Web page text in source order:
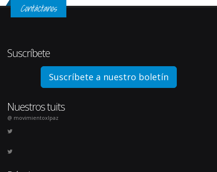
Contáctanos
Suscríbete
Suscríbete a nuestro boletín
Nuestros tuits
@ movimientoxlpaz